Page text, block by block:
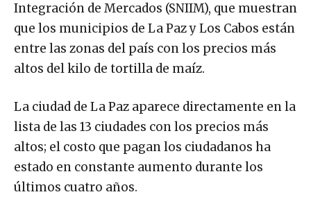
Integración de Mercados (SNIIM), que muestran
que los municipios de La Paz y Los Cabos están
entre las zonas del país con los precios más
altos del kilo de tortilla de maíz.
La ciudad de La Paz aparece directamente en la
lista de las 13 ciudades con los precios más
altos; el costo que pagan los ciudadanos ha
estado en constante aumento durante los
últimos cuatro años.